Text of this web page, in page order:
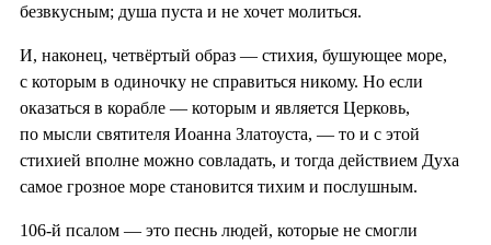
безвкусным; душа пуста и не хочет молиться.
И, наконец, четвёртый образ — стихия, бушующее море,
с которым в одиночку не справиться никому. Но если
оказаться в корабле — которым и является Церковь,
по мысли святителя Иоанна Златоуста, — то и с этой
стихией вполне можно совладать, и тогда действием Духа
самое грозное море становится тихим и послушным.
106-й псалом — это песнь людей, которые не смогли